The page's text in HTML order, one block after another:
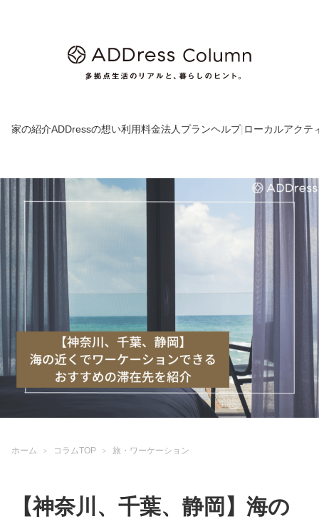
家の紹介ADDressの想い利用料金法人プランヘルプ| ローカルアクテ
ホーム コラムTOP 旅・ワーケーション
【神奈川、千葉、静岡】海の